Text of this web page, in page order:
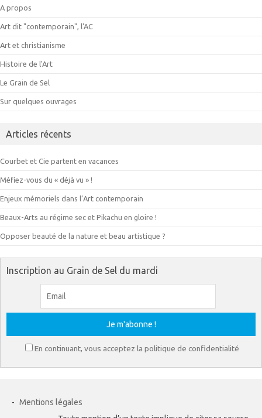
A propos
Art dit "contemporain", l'AC
Art et christianisme
Histoire de l'Art
Le Grain de Sel
Sur quelques ouvrages
Articles récents
Courbet et Cie partent en vacances
Méfiez-vous du « déjà vu » !
Enjeux mémoriels dans l’Art contemporain
Beaux-Arts au régime sec et Pikachu en gloire !
Opposer beauté de la nature et beau artistique ?
Inscription au Grain de Sel du mardi
En continuant, vous acceptez la politique de confidentialité
- Mentions légales